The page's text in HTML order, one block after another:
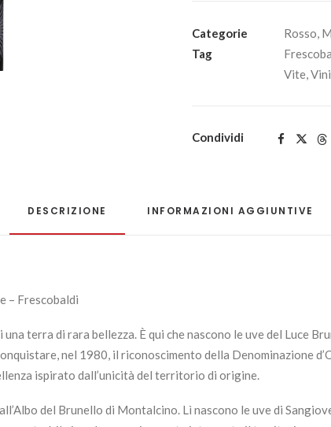
docg
2019
-
Categorie Rosso,
Tag
Vite,
Condividi
DESCRIZIONE INFORMAZIONI AGGIUNTIVE
– Frescobaldi
terra di rara bellezza. È qui che nascono le uve del Luce
nel 1980, il riconoscimento della Denominazione
ispirato dall’unicità del territorio di origine.
del Brunello di Montalcino. Lì nascono le uve di